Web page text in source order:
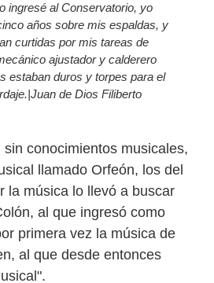
ingresé al Conservatorio, yo
años sobre mis espaldas, y
curtidas por mis tareas de
ajustador y calderero
estaban duros y torpes para el
de Dios Filiberto
conocimientos musicales,
llamado Orfeón, los del
la música lo llevó a buscar
al que ingresó como
primera vez la música de
al que desde entonces